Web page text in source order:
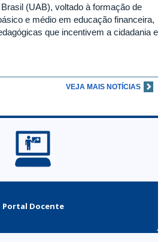
(UAB), voltado à formação de
e médio em educação financeira,
que incentivem a cidadania e
VEJA MAIS NOTÍCIAS
Portal Docente